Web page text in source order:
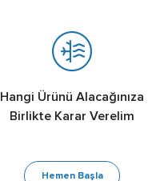
Hangi Ürünü Alacağınıza
Birlikte Karar Verelim
Hemen Başla